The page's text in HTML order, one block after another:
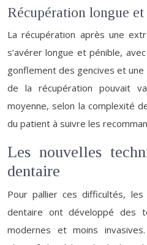
Récupération longue
La récupération après une
s’avérer longue et pénible,
gonflement des gencives et
de la récupération pouvait
moyenne, selon la complexité
du patient à suivre les
Les nouvelles
dentaire
Pour pallier ces difficultés,
dentaire ont développé des
modernes et moins